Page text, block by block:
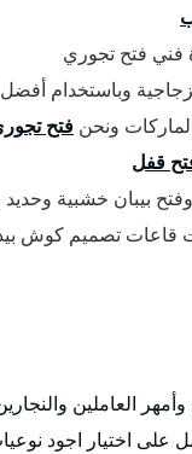
فني فتح تجوري
وباستخدام
الماركات ونحن فتح
قفل
بيبان خشبية وحديد
قاعات تصميم كوش بيد
العاملين
اختيار اجود نوعيات